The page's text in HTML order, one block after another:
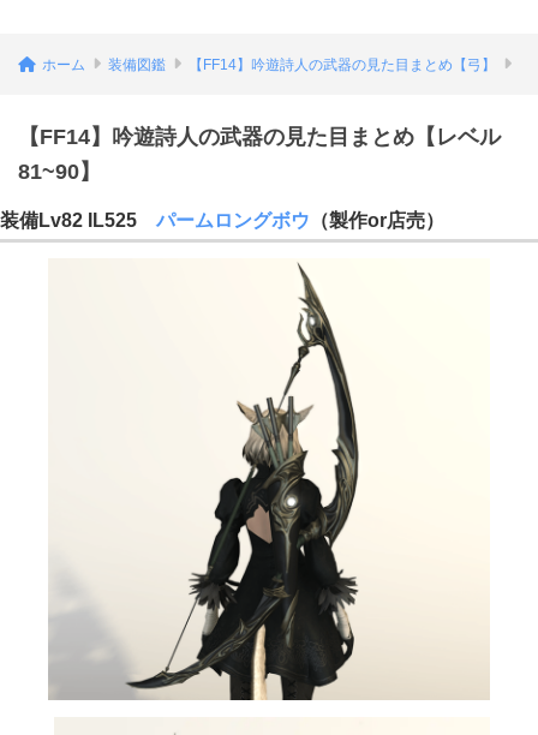
ホーム 装備図鑑 【FF14】吟遊詩人の武器の見た目まとめ【弓】
【FF14】吟遊詩人の武器の見た目まとめ【レベル
81~90】
装備Lv82 IL525 パームロングボウ （製作or店売）